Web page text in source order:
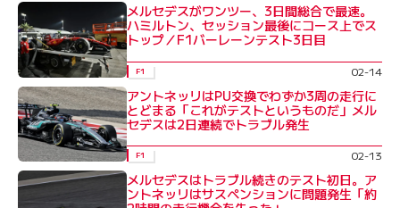
メルセデスがワンツー、3日間総合で最速。
ハミルトン、セッション最後にコース上でス
トップ／F1バーレーンテスト3日目
F1 02-14
アントネッリはPU交換でわずか3周の走行に
とどまる「これがテストというものだ」メル
セデスは2日連続でトラブル発生
F1 02-13
メルセデスはトラブル続きのテスト初日。ア
ントネッリはサスペンションに問題発生「約